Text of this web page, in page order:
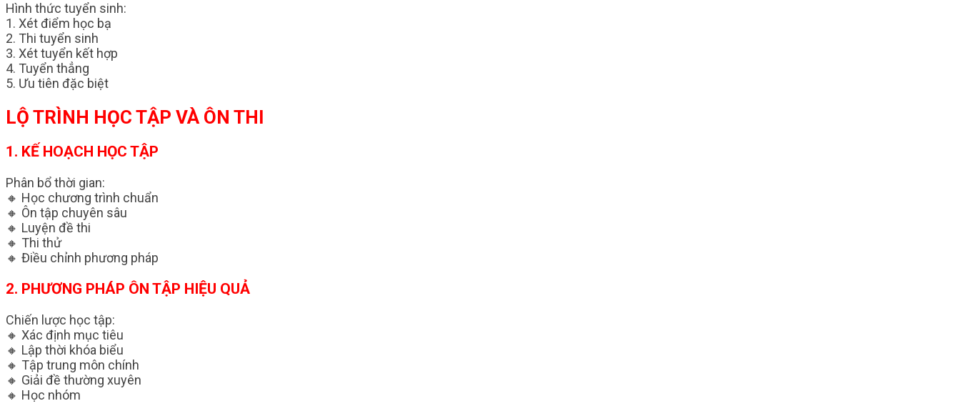
Hình thức tuyển sinh:
1. Xét điểm học bạ
2. Thi tuyển sinh
3. Xét tuyển kết hợp
4. Tuyển thẳng
5. Ưu tiên đặc biệt
LỘ TRÌNH HỌC TẬP VÀ ÔN THI
1. KẾ HOẠCH HỌC TẬP
Phân bổ thời gian:
🔸 Học chương trình chuẩn
🔸 Ôn tập chuyên sâu
🔸 Luyện đề thi
🔸 Thi thử
🔸 Điều chỉnh phương pháp
2. PHƯƠNG PHÁP ÔN TẬP HIỆU QUẢ
Chiến lược học tập:
🔸 Xác định mục tiêu
🔸 Lập thời khóa biểu
🔸 Tập trung môn chính
🔸 Giải đề thường xuyên
🔸 Học nhóm